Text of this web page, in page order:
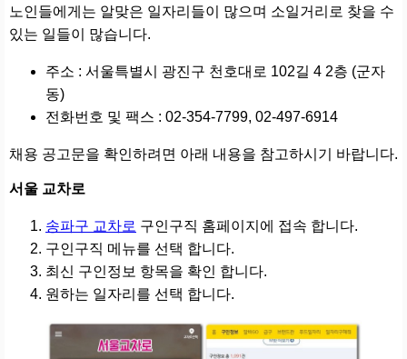
노인들에게는 알맞은 일자리들이 많으며 소일거리로 찾을 수
있는 일들이 많습니다.
주소 : 서울특별시 광진구 천호대로 102길 4 2층 (군자
동)
전화번호 및 팩스 : 02-354-7799, 02-497-6914
채용 공고문을 확인하려면 아래 내용을 참고하시기 바랍니다.
서울 교차로
송파구 교차로 구인구직 홈페이지에 접속 합니다.
구인구직 메뉴를 선택 합니다.
최신 구인정보 항목을 확인 합니다.
원하는 일자리를 선택 합니다.